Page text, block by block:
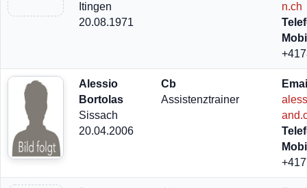
Itingen
20.08.1971
n.ch
Alessio
Bortolas
Sissach
20.04.2006
Cb
Assistenztrainer